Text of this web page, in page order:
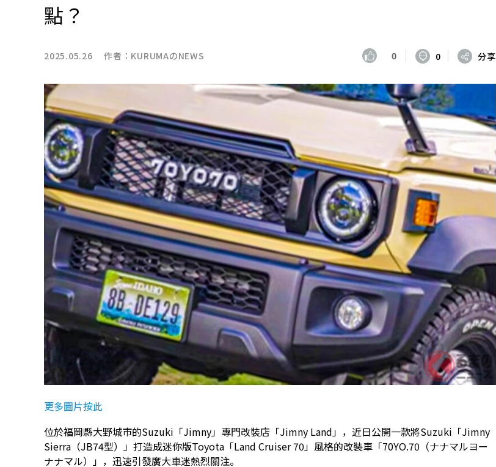
點？
2025.05.26 作者： KURUMAのNEWS 0 0 分享
更多圖片按此
位於福岡縣大野城市的Suzuki「Jimny」專門改裝店「Jimny Land」，近日公開一款將Suzuki「Jimny
Sierra（JB74型）」打造成迷你版Toyota「Land Cruiser 70」風格的改裝車「70YO.70（ナナマルヨー
ナナマル）」，迅速引發廣大車迷熱烈關注。